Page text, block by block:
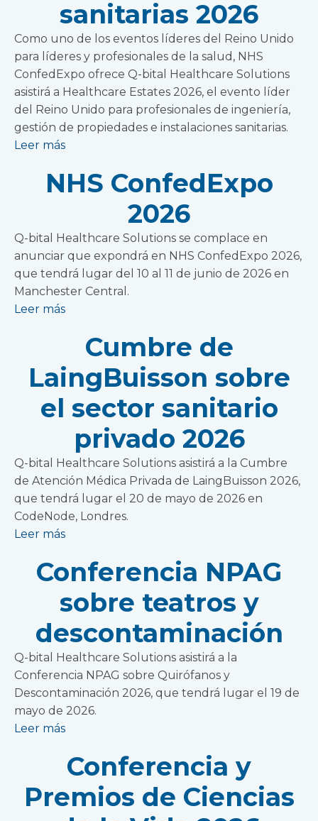
sanitarias 2026
Como uno de los eventos líderes del Reino Unido
para líderes y profesionales de la salud, NHS
ConfedExpo ofrece Q-bital Healthcare Solutions
asistirá a Healthcare Estates 2026, el evento líder
del Reino Unido para profesionales de ingeniería,
gestión de propiedades e instalaciones sanitarias.
Leer más
NHS ConfedExpo
2026
Q-bital Healthcare Solutions se complace en
anunciar que expondrá en NHS ConfedExpo 2026,
que tendrá lugar del 10 al 11 de junio de 2026 en
Manchester Central.
Leer más
Cumbre de
LaingBuisson sobre
el sector sanitario
privado 2026
Q-bital Healthcare Solutions asistirá a la Cumbre
de Atención Médica Privada de LaingBuisson 2026,
que tendrá lugar el 20 de mayo de 2026 en
CodeNode, Londres.
Leer más
Conferencia NPAG
sobre teatros y
descontaminación
Q-bital Healthcare Solutions asistirá a la
Conferencia NPAG sobre Quirófanos y
Descontaminación 2026, que tendrá lugar el 19 de
mayo de 2026.
Leer más
Conferencia y
Premios de Ciencias